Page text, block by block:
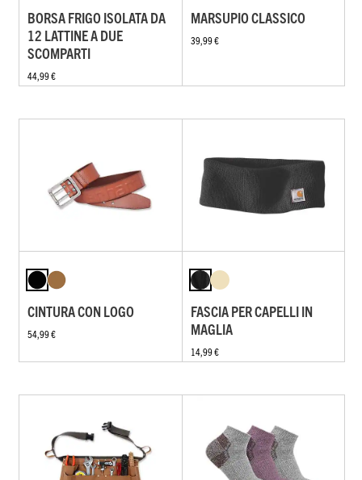
BORSA FRIGO ISOLATA DA
12 LATTINE A DUE
SCOMPARTI
44,99 €
MARSUPIO CLASSICO
39,99 €
CINTURA CON LOGO
54,99 €
FASCIA PER CAPELLI IN
MAGLIA
14,99 €